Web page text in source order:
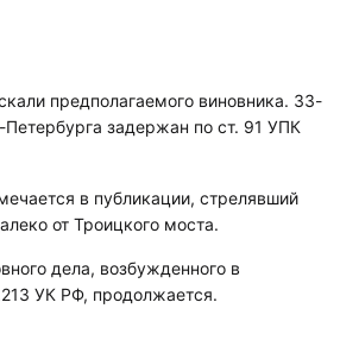
предполагаемого виновника. 33-
Петербурга задержан по ст. 91 УПК
в публикации, стрелявший
от Троицкого моста.
дела, возбужденного в
УК РФ, продолжается.